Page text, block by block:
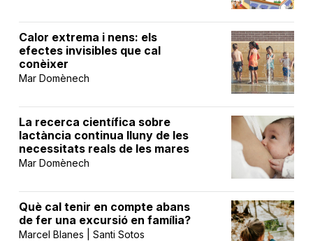
Calor extrema i nens: els
efectes invisibles que cal
conèixer
Mar Domènech
La recerca científica sobre
lactància continua lluny de les
necessitats reals de les mares
Mar Domènech
Què cal tenir en compte abans
de fer una excursió en família?
Marcel Blanes | Santi Sotos